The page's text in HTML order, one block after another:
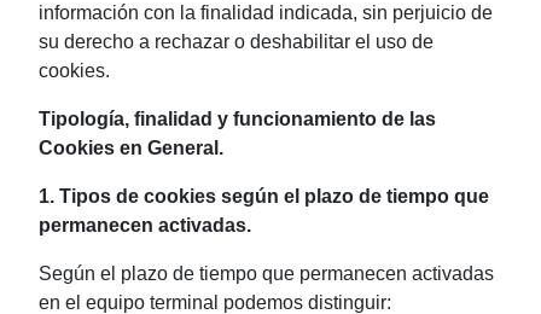
información con la finalidad indicada, sin perjuicio de
su derecho a rechazar o deshabilitar el uso de
cookies.
Tipología, finalidad y funcionamiento de las
Cookies en General.
1. Tipos de cookies según el plazo de tiempo que
permanecen activadas.
Según el plazo de tiempo que permanecen activadas
en el equipo terminal podemos distinguir: